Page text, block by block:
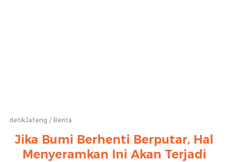
detikJateng Berita
Jika Bumi Berhenti Berputar, Hal
Menyeramkan Ini Akan Terjadi